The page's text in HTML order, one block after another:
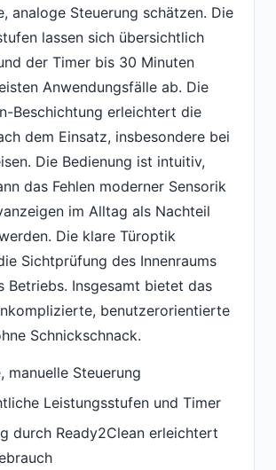
analoge Steuerung schätzen. Die
lassen sich übersichtlich
der Timer bis 30 Minuten
Anwendungsfälle ab. Die
Beschichtung erleichtert die
dem Einsatz, insbesondere bei
Die Bedienung ist intuitiv,
das Fehlen moderner Sensorik
im Alltag als Nachteil
Die klare Türoptik
Sichtprüfung des Innenraums
Betriebs. Insgesamt bietet das
benutzerorientierte
Schnickschnack.
manuelle Steuerung
Leistungsstufen und Timer
durch Ready2Clean erleichtert